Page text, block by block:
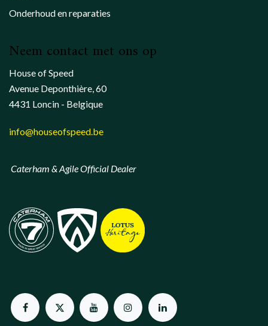
Onderhoud en reparaties
Neem contact met ons op
House of Speed
Avenue Deponthière, 60
4431 Loncin - Belgique
info@houseofspeed.be
Caterham & Agile Official Dealer